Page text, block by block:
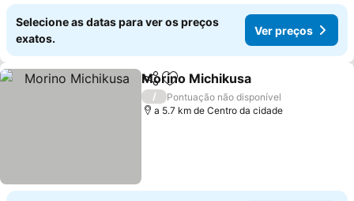
Selecione as datas para ver os preços
exatos.
Ver preços
PartilharAdicionar aos favoritos
Morino Michikusa
/
Pontuação não disponível
a 5.7 km de Centro da cidade